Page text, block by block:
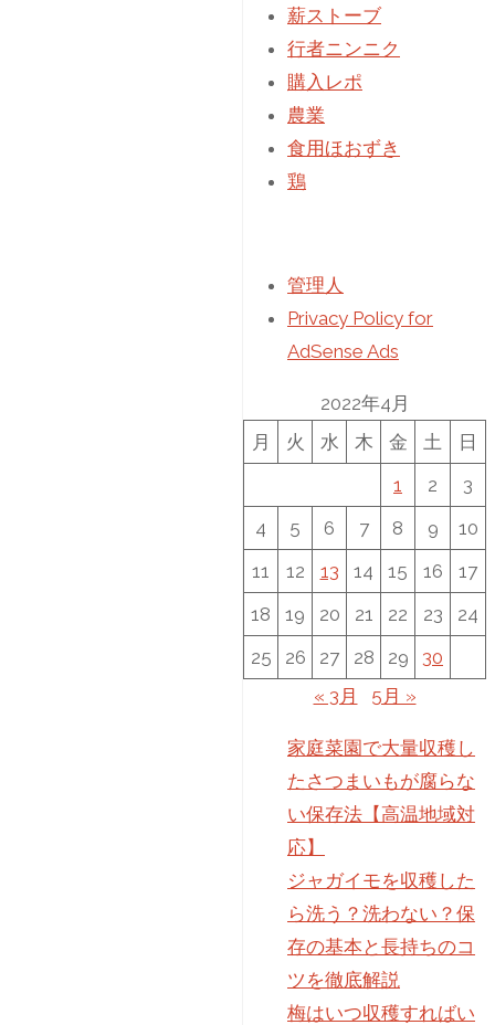
薪ストーブ
行者ニンニク
購入レポ
農業
食用ほおずき
鶏
管理人
Privacy Policy for
AdSense Ads
2022年4月
月
火 水 木 金 土
日
1
2
3
4
5 6 7 8 9
10
11
12 13 14 15 16
17
18
19 20 21 22 23
24
25
26 27 28 29
30
« 3月
5月 »
家庭菜園で大量収穫し
たさつまいもが腐らな
い保存法【高温地域対
応】
ジャガイモを収穫した
ら洗う？洗わない？保
存の基本と長持ちのコ
ツを徹底解説
梅はいつ収穫すればい